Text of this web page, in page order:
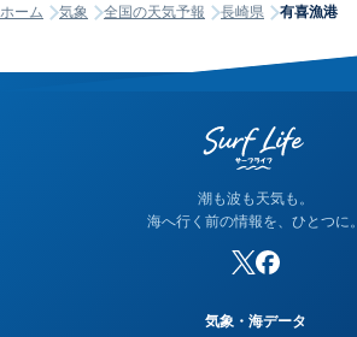
ホーム 気象 全国の天気予報 長崎県 有喜漁港
潮も波も天気も。
海へ行く前の情報を、ひとつに。
気象・海データ